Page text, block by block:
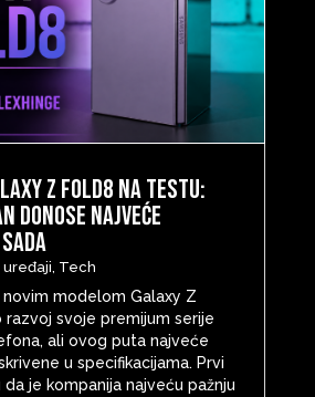
Z Fold8 na testu:
donose najveće
uređaji, Tech
novim modelom Galaxy Z
razvoj svoje premijum serije
ali ovog puta najveće
u specifikacijama. Prvi
je kompanija najveću pažnju